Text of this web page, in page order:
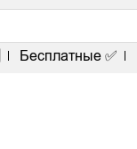
Бесплатные ✅